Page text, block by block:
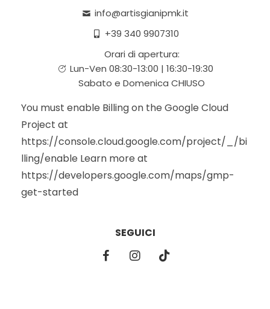
info@artisgianipmk.it
+39 340 9907310
Orari di apertura:
Lun-Ven 08:30-13:00 | 16:30-19:30
Sabato e Domenica CHIUSO
You must enable Billing on the Google Cloud
Project at
https://console.cloud.google.com/project/_/bi
lling/enable Learn more at
https://developers.google.com/maps/gmp-
get-started
SEGUICI